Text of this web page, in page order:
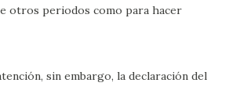
otros periodos como para hacer
sin embargo, la declaración del